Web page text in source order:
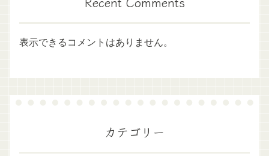
表示できるコメントはありません。
カテゴリー